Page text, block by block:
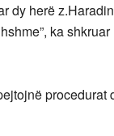
dy herë
ka